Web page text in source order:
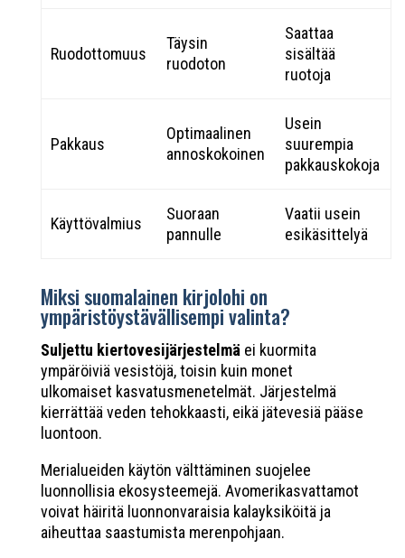
Ruodottomuus
Täysin
ruodoton
Saattaa
sisältää
ruotoja
Pakkaus
Optimaalinen
annoskokoinen
Usein
suurempia
pakkauskokoja
Käyttövalmius
Suoraan
pannulle
Vaatii usein
esikäsittelyä
Miksi suomalainen kirjolohi on
ympäristöystävällisempi valinta?
Suljettu kiertovesijärjestelmä ei kuormita
ympäröiviä vesistöjä, toisin kuin monet
ulkomaiset kasvatusmenetelmät. Järjestelmä
kierrättää veden tehokkaasti, eikä jätevesiä pääse
luontoon.
Merialueiden käytön välttäminen suojelee
luonnollisia ekosysteemejä. Avomerikasvattamot
voivat häiritä luonnonvaraisia kalayksiköitä ja
aiheuttaa saastumista merenpohjaan.